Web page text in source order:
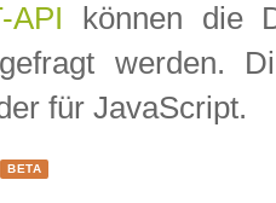
API können die
werden.
für JavaScript.
BETA